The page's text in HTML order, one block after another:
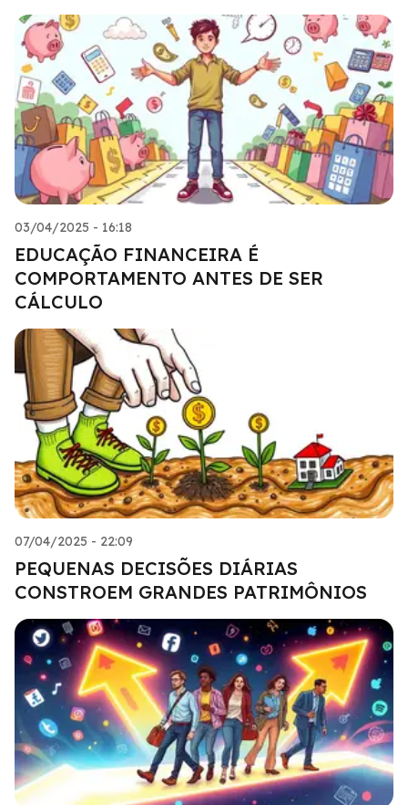
03/04/2025 - 16:18
EDUCAÇÃO FINANCEIRA É
COMPORTAMENTO ANTES DE SER
CÁLCULO
07/04/2025 - 22:09
PEQUENAS DECISÕES DIÁRIAS
CONSTROEM GRANDES PATRIMÔNIOS